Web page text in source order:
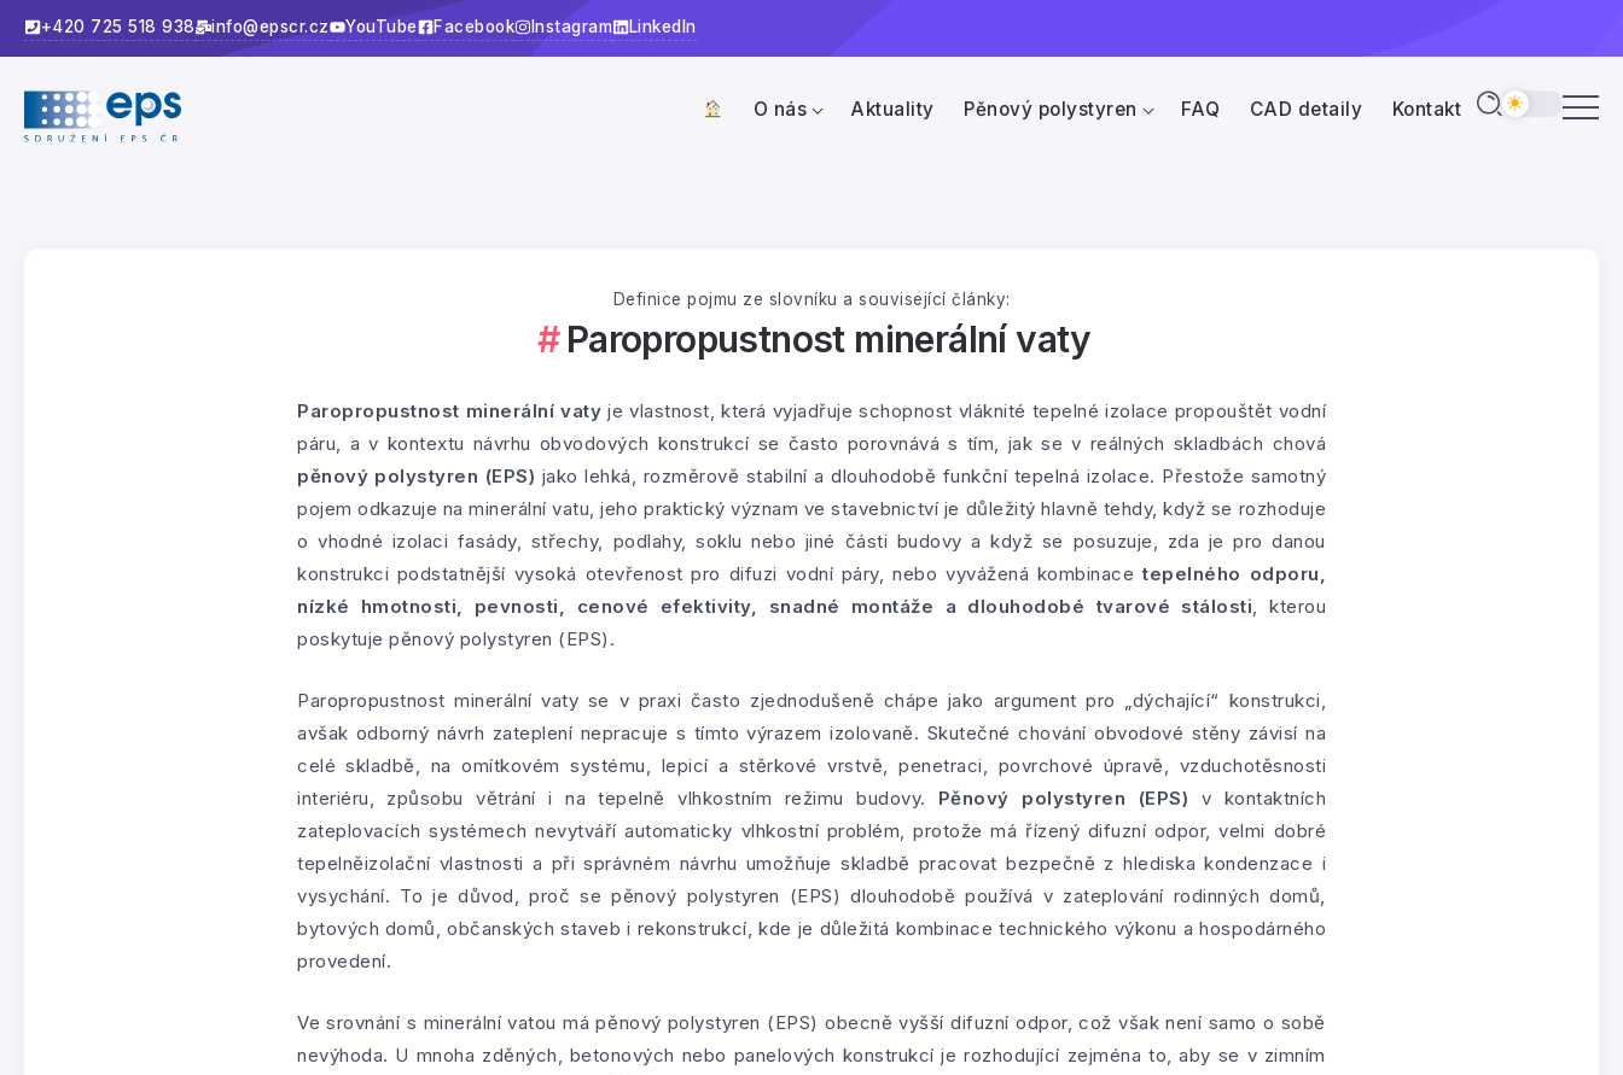
+420 725 518 938 info@epscr.cz YouTube Facebook Instagram LinkedIn
O nás Aktuality Pěnový polystyren FAQ CAD detaily Kontakt
Definice pojmu ze slovníku a související články:
Paropropustnost minerální vaty
Paropropustnost minerální vaty je vlastnost, která vyjadřuje schopnost vláknité tepelné izolace propouštět vodní
páru, a v kontextu návrhu obvodových konstrukcí se často porovnává s tím, jak se v reálných skladbách chová
pěnový polystyren (EPS) jako lehká, rozměrově stabilní a dlouhodobě funkční tepelná izolace. Přestože samotný
pojem odkazuje na minerální vatu, jeho praktický význam ve stavebnictví je důležitý hlavně tehdy, když se rozhoduje
o vhodné izolaci fasády, střechy, podlahy, soklu nebo jiné části budovy a když se posuzuje, zda je pro danou
konstrukci podstatnější vysoká otevřenost pro difuzi vodní páry, nebo vyvážená kombinacetepelného odporu,
nízké hmotnosti, pevnosti, cenové efektivity, snadné montáže a dlouhodobé tvarové stálosti, kterou
poskytuje pěnový polystyren (EPS).
Paropropustnost minerální vaty se v praxi často zjednodušeně chápe jako argument pro „dýchající“ konstrukci,
avšak odborný návrh zateplení nepracuje s tímto výrazem izolovaně. Skutečné chování obvodové stěny závisí na
celé skladbě, na omítkovém systému, lepicí a stěrkové vrstvě, penetraci, povrchové úpravě, vzduchotěsnosti
interiéru, způsobu větrání i na tepelně vlhkostním režimu budovy. Pěnový polystyren (EPS) v kontaktních
zateplovacích systémech nevytváří automaticky vlhkostní problém, protože má řízený difuzní odpor, velmi dobré
tepelněizolační vlastnosti a při správném návrhu umožňuje skladbě pracovat bezpečně z hlediska kondenzace i
vysychání. To je důvod, proč se pěnový polystyren (EPS) dlouhodobě používá v zateplování rodinných domů,
bytových domů, občanských staveb i rekonstrukcí, kde je důležitá kombinace technického výkonu a hospodárného
provedení.
Ve srovnání s minerální vatou má pěnový polystyren (EPS) obecně vyšší difuzní odpor, což však není samo o sobě
nevýhoda. U mnoha zděných, betonových nebo panelových konstrukcí je rozhodující zejména to, aby se v zimním